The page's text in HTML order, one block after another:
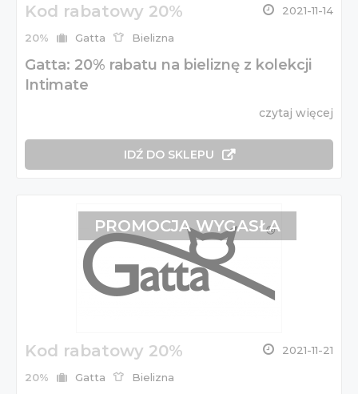
Kod rabatowy 20% 2021-11-14
20% Gatta Bielizna
Gatta: 20% rabatu na bieliznę z kolekcji
Intimate
czytaj więcej
IDŹ DO SKLEPU
Kod rabatowy 20% 2021-11-21
20% Gatta Bielizna
PROMOCJA WYGASŁA